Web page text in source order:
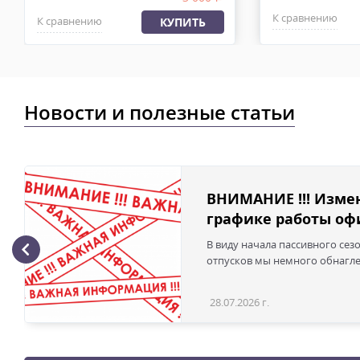
К сравнению КУПИТЬ К сравнению
Новости и полезные статьи
ВНИМАНИЕ !!!
графике работы
В виду начала пассивного
отпусков мы немного
28.07.2026 г.